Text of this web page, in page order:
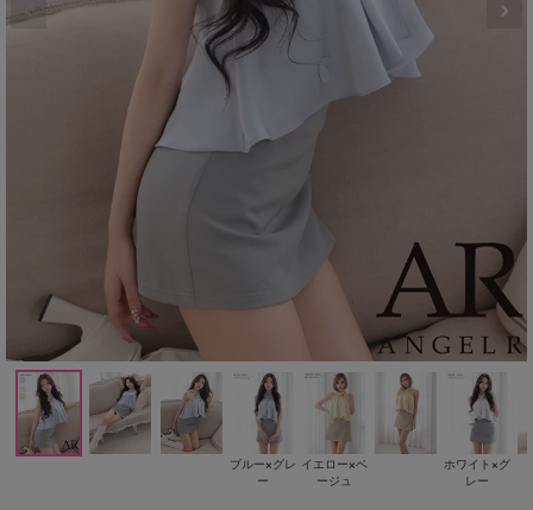
ブルー×グレ
ー
イエロー×ベ
ージュ
ホワイト×グ
レー